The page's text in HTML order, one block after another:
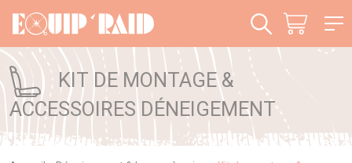
KIT DE MONTAGE &
ACCESSOIRES DÉNEIGEMENT
Panneau de gestion des cookies